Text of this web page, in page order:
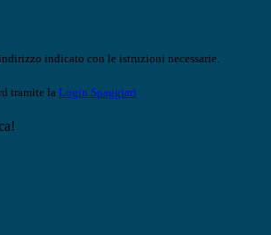
indicato con le istruzioni necessarie.
tramite la Login Spaggiari